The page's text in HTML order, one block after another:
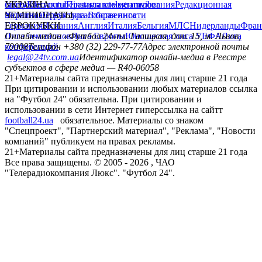
сайтуКонтактыПравила комментированияРедакционная
политикаСтруктура собственности
facebookxyoutubeinstagramtelegramviber
УКРАИНА
УкраинаПервая лигаВторая лига
ЧЕМПИОНАТЫ
ГерманияИспанияАнглияИталияБельгияМЛСНидерланды
ЕВРОКУБКИ
Лига чемпионовЛига ЕвропыЮношеская лига УЕФАЛига
конференций
Онлайн-медиа «Футбол 24»пл. Галицкая, дом. 15, м. Львов,
79008Телефон +380 (32) 229-77-77Адрес электронной почты
legal@24tv.com.uaИдентификатор онлайн-медиа в Реестре
субъектов в сфере медиа — R40-06058
21+Материалы сайта предназначены для лиц старше 21 года
При цитировании и использовании любых материалов ссылка
на "Футбол 24" обязательна. При цитировании и
использовании в сети Интернет гиперссылка на сайтт
football24.ua
обязательное. Материалы со знаком
"Спецпроект", "Партнерский материал", "Реклама", "Новости
компаний" публикуем на правах рекламы.
21+Материалы сайта предназначены для лиц старше 21 года
Все права защищены. © 2005 - 2026 , ЧАО
"Телерадиокомпания Люкс". "Футбол 24".